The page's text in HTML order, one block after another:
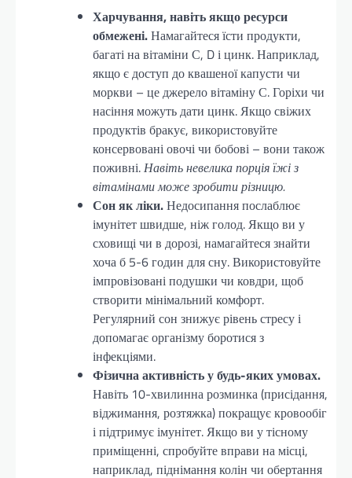
Харчування, навіть якщо ресурси
обмежені.Намагайтеся їсти продукти,
багаті на вітаміни С, D і цинк. Наприклад,
якщо є доступ до квашеної капусти чи
моркви – це джерело вітаміну С. Горіхи чи
насіння можуть дати цинк. Якщо свіжих
продуктів бракує, використовуйте
консервовані овочі чи бобові – вони також
поживні.Навіть невелика порція їжі з
вітамінами може зробити різницю.
Сон як ліки.Недосипання послаблює
імунітет швидше, ніж голод. Якщо ви у
сховищі чи в дорозі, намагайтеся знайти
хоча б 5-6 годин для сну. Використовуйте
імпровізовані подушки чи ковдри, щоб
створити мінімальний комфорт.
Регулярний сон знижує рівень стресу і
допомагає організму боротися з
інфекціями.
Фізична активність у будь-яких умовах.
Навіть 10-хвилинна розминка (присідання,
віджимання, розтяжка) покращує кровообіг
і підтримує імунітет. Якщо ви у тісному
приміщенні, спробуйте вправи на місці,
наприклад, піднімання колін чи обертання